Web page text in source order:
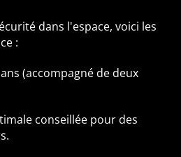
dans l'espace, voici les
:
(accompagné de deux
conseillée pour des